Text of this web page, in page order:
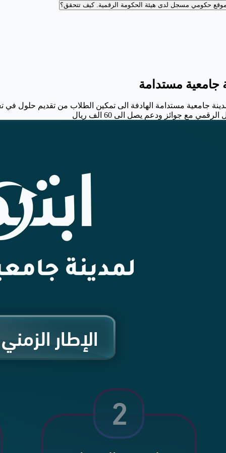
حكومي مسجل لدى هيئة الحكومة الرقمية.كيف تتحقق؟
جامعية مستدامة
جامعية مستدامة الهادفة الى تمكين الطلاب من تقديم حلول في
مع جوائز ودعم يصل الى 60 الف ريال